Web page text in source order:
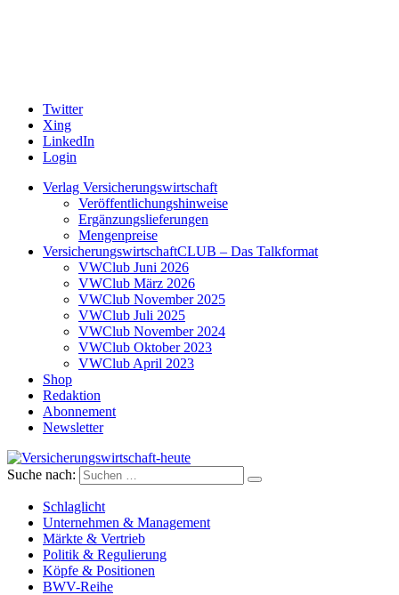
Twitter
Xing
LinkedIn
Login
Verlag Versicherungswirtschaft
Veröffentlichungshinweise
Ergänzungslieferungen
Mengenpreise
VersicherungswirtschaftCLUB – Das Talkformat
VWClub Juni 2026
VWClub März 2026
VWClub November 2025
VWClub Juli 2025
VWClub November 2024
VWClub Oktober 2023
VWClub April 2023
Shop
Redaktion
Abonnement
Newsletter
Versicherungswirtschaft-heute
Suche nach:
Schlaglicht
Unternehmen & Management
Märkte & Vertrieb
Politik & Regulierung
Köpfe & Positionen
BWV-Reihe